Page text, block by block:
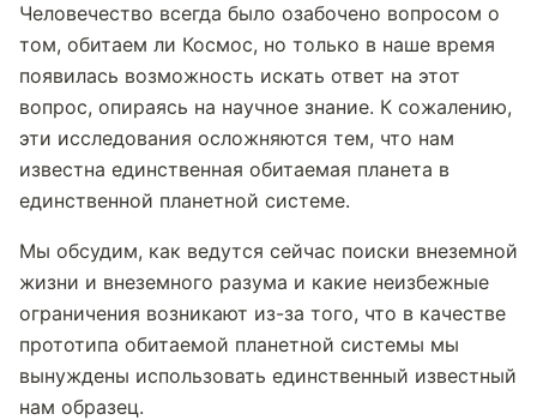
Человечество всегда было озабочено вопросом о
том, обитаем ли Космос, но только в наше время
появилась возможность искать ответ на этот
вопрос, опираясь на научное знание. К сожалению,
эти исследования осложняются тем, что нам
известна единственная обитаемая планета в
единственной планетной системе.
Мы обсудим, как ведутся сейчас поиски внеземной
жизни и внеземного разума и какие неизбежные
ограничения возникают из-за того, что в качестве
прототипа обитаемой планетной системы мы
вынуждены использовать единственный известный
нам образец.